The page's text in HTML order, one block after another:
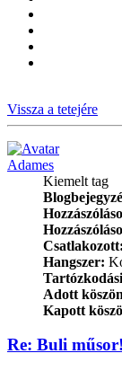
Vissza a tetejére
Adames
Kiemelt tag
Csatlakozott:
Hangszer:
Adott
Kapott
Re: Buli műsor!